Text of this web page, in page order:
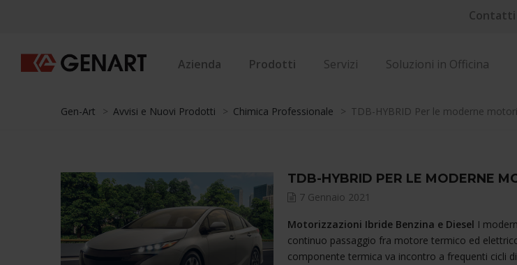
Contatti
Azienda Prodotti Servizi Soluzioni in Officina
Gen-Art > Avvisi e Nuovi Prodotti > Chimica Professionale > TDB-HYBRID Per le moderne
TDB-HYBRID PER LE MODERNE
7 Gennaio 2021
Motorizzazioni Ibride Benzina e Diesel I
continuo passaggio fra motore termico ed
componente termica va incontro a frequenti cicli